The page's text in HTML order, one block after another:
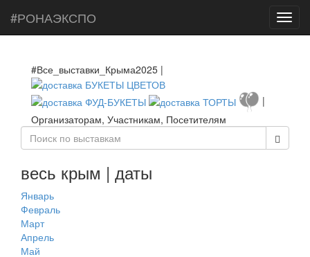
#Все_выставки_Крыма2025 |
|
Организаторам, Участникам, Посетителям
весь крым | даты
Январь
Февраль
Март
Апрель
Май
#РОНАЭКСПО